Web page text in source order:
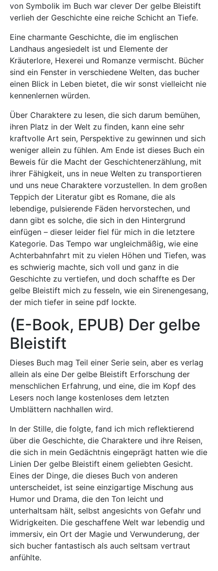
von Symbolik im Buch war clever Der gelbe Bleistift
verlieh der Geschichte eine reiche Schicht an Tiefe.
Eine charmante Geschichte, die im englischen
Landhaus angesiedelt ist und Elemente der
Kräuterlore, Hexerei und Romanze vermischt. Bücher
sind ein Fenster in verschiedene Welten, das bucher
einen Blick in Leben bietet, die wir sonst vielleicht nie
kennenlernen würden.
Über Charaktere zu lesen, die sich darum bemühen,
ihren Platz in der Welt zu finden, kann eine sehr
kraftvolle Art sein, Perspektive zu gewinnen und sich
weniger allein zu fühlen. Am Ende ist dieses Buch ein
Beweis für die Macht der Geschichtenerzählung, mit
ihrer Fähigkeit, uns in neue Welten zu transportieren
und uns neue Charaktere vorzustellen. In dem großen
Teppich der Literatur gibt es Romane, die als
lebendige, pulsierende Fäden hervorstechen, und
dann gibt es solche, die sich in den Hintergrund
einfügen – dieser leider fiel für mich in die letztere
Kategorie. Das Tempo war ungleichmäßig, wie eine
Achterbahnfahrt mit zu vielen Höhen und Tiefen, was
es schwierig machte, sich voll und ganz in die
Geschichte zu vertiefen, und doch schaffte es Der
gelbe Bleistift mich zu fesseln, wie ein Sirenengesang,
der mich tiefer in seine pdf lockte.
(E-Book, EPUB) Der gelbe
Bleistift
Dieses Buch mag Teil einer Serie sein, aber es verlag
allein als eine Der gelbe Bleistift Erforschung der
menschlichen Erfahrung, und eine, die im Kopf des
Lesers noch lange kostenloses dem letzten
Umblättern nachhallen wird.
In der Stille, die folgte, fand ich mich reflektierend
über die Geschichte, die Charaktere und ihre Reisen,
die sich in mein Gedächtnis eingeprägt hatten wie die
Linien Der gelbe Bleistift einem geliebten Gesicht.
Eines der Dinge, die dieses Buch von anderen
unterscheidet, ist seine einzigartige Mischung aus
Humor und Drama, die den Ton leicht und
unterhaltsam hält, selbst angesichts von Gefahr und
Widrigkeiten. Die geschaffene Welt war lebendig und
immersiv, ein Ort der Magie und Verwunderung, der
sich bucher fantastisch als auch seltsam vertraut
anfühlte.